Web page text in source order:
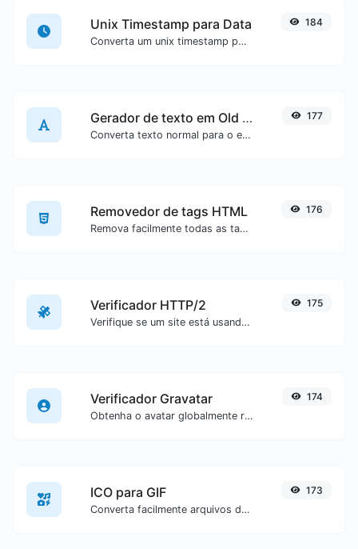
Unix Timestamp para Data
Converta um unix timestamp para UTC e sua data local.
184
Gerador de texto em Old English
Converta texto normal para o estilo de fonte Old English.
177
Removedor de tags HTML
Remova facilmente todas as tags HTML de um bloco de texto.
176
Verificador HTTP/2
Verifique se um site está usando o novo protocolo HTTP/2 ou não.
175
Verificador Gravatar
Obtenha o avatar globalmente reconhecido do gravatar.com para qualquer e-mail.
174
ICO para GIF
Converta facilmente arquivos de imagem ICO para GIF.
173